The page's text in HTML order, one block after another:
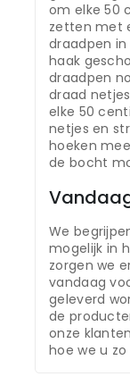
om elke 50
zetten met
draadpen
haak
draadpen
draad
elke 50
netjes en
hoeken
de bocht
We
mogelijk in
zorgen we
vandaag
geleverd
de
onze
hoe we u